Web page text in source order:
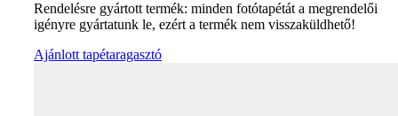
Rendelésre gyártott termék: minden fotótapétát a megrendelői
igényre gyártatunk le, ezért a termék nem visszaküldhető!
Ajánlott tapétaragasztó